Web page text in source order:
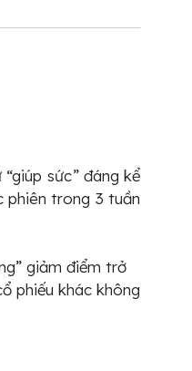
sức” đáng kể
phiên trong 3 tuần
giảm điểm trở
phiếu khác không